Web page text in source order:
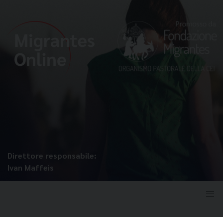
Direttore responsabile:
Ivan Maffeis